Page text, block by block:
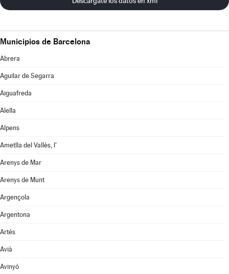
Municipios de Barcelona
Abrera
Aguilar de Segarra
Aiguafreda
Alella
Alpens
Ametlla del Vallès, l'
Arenys de Mar
Arenys de Munt
Argençola
Argentona
Artés
Avià
Avinyó